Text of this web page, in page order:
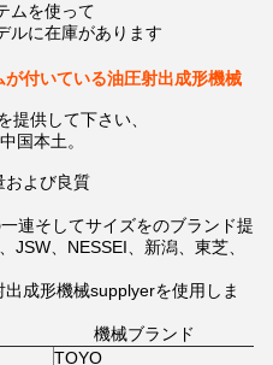
ムを使って
ルに在庫があります
付いている油圧射出成形機械
提供して下さい、
国本土。
および良質
連そしてサイズをのブランド提
JSW、NESSEI、新潟、東芝、
成形機械supplyerを使用しま
機械ブランド
TOYO